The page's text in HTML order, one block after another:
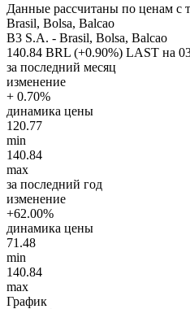
Данные рассчитаны по ценам с
Brasil, Bolsa, Balcao
B3 S.A. - Brasil, Bolsa, Balcao
140.84 BRL (+0.90%) LAST на
за последний месяц
изменение
+ 0.70%
динамика цены
120.77
min
140.84
max
за последний год
изменение
+62.00%
динамика цены
71.48
min
140.84
max
График